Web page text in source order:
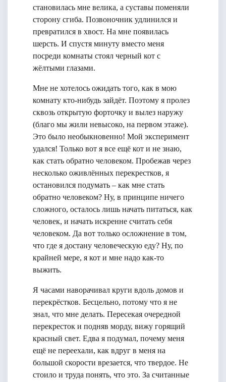
становилась мне велика, а суставы поменяли
сторону сгиба. Позвоночник удлинился и
превратился в хвост. На мне появилась
шерсть. И спустя минуту вместо меня
посреди комнаты стоял черный кот с
жёлтыми глазами.
Мне не хотелось ожидать того, как в мою
комнату кто-нибудь зайдёт. Поэтому я пролез
сквозь открытую форточку и вылез наружу
(благо мы жили невысоко, на первом этаже).
Это было необыкновенно! Мой эксперимент
удался! Только вот я все ещё кот и не знаю,
как стать обратно человеком. Пробежав через
несколько оживлённых перекрестков, я
остановился подумать – как мне стать
обратно человеком? Ну, в принципе ничего
сложного, осталось лишь начать питаться, как
человек, и начать искренне считать себя
человеком. Да вот только осложнение в том,
что где я достану человеческую еду? Ну, по
крайней мере, я кот и мне надо как-то
выжить.
Я часами наворачивал круги вдоль домов и
перекрёстков. Бесцельно, потому что я не
знал, что мне делать. Пересекая очередной
перекресток и подняв морду, вижу горящий
красный свет. Едва я подумал, почему меня
ещё не переехали, как вдруг в меня на
большой скорости врезается, что твердое. Не
стоило и труда понять, что это. За считанные